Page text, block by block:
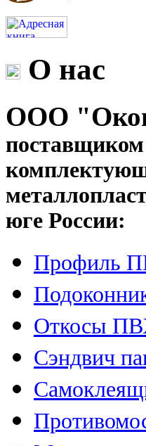
О нас
ООО
юге России:
Профиль
Откосы
Сэндвич